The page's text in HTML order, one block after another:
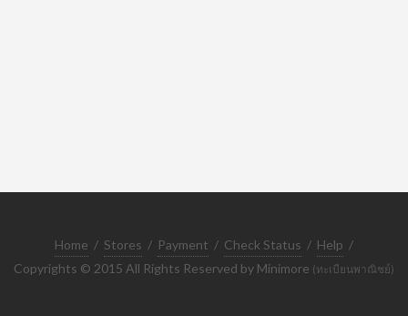
Home / Stores / Payment / Check Status / Help /
Copyrights © 2015 All Rights Reserved by Minimore (ทะเบียนพาณิชย์)